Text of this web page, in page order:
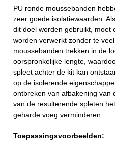
PU ronde moussebanden
zeer goede isolatiewaarden.
dit doel worden gebruikt, moet
worden verwerkt zonder te
moussebanden trekken in de
oorspronkelijke lengte,
spleet achter de kit kan
op de isolerende
ontbreken van afbakening van
van de resulterende spleten
geharde voeg verminderen.
Toepassingsvoorbeelden: